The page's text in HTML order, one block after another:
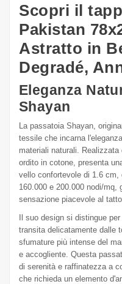
Scopri il
Pakistan
Astratto in
Degradé,
Eleganza
Shayan
La passatoia Shayan,
tessile che incarna
materiali naturali. Realizzata
ordito in cotone, presenta
vello confortevole di 1.6
160.000 e 200.000 nodi/mq,
sensazione piacevole al tatto.
Il suo design si distingue per
transita delicatamente dalle
sfumature più intense del
e accogliente. Questa
di serenità e raffinatezza a
che richieda un elemento